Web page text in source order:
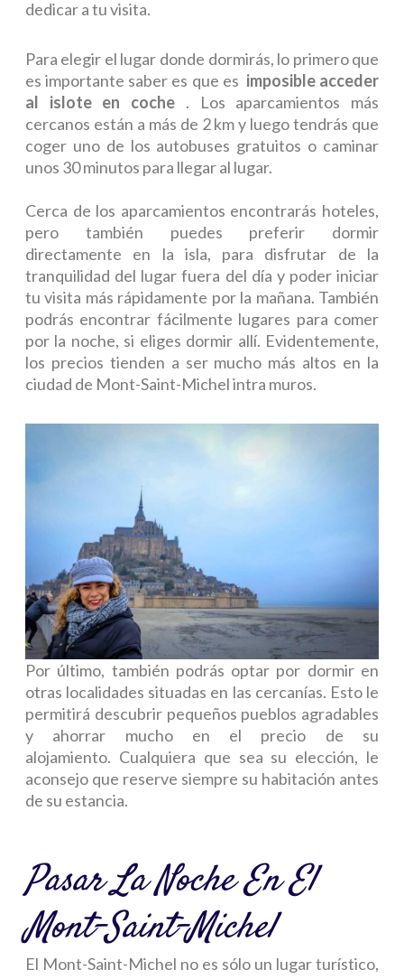
dedicar a tu visita.
Para elegir el lugar donde dormirás, lo primero que
es importante saber es que es imposible acceder
al islote en coche . Los aparcamientos más
cercanos están a más de 2 km y luego tendrás que
coger uno de los autobuses gratuitos o caminar
unos 30 minutos para llegar al lugar.
Cerca de los aparcamientos encontrarás hoteles,
pero también puedes preferir dormir
directamente en la isla, para disfrutar de la
tranquilidad del lugar fuera del día y poder iniciar
tu visita más rápidamente por la mañana. También
podrás encontrar fácilmente lugares para comer
por la noche, si eliges dormir allí. Evidentemente,
los precios tienden a ser mucho más altos en la
ciudad de Mont-Saint-Michel intra muros.
Por último, también podrás optar por dormir en
otras localidades situadas en las cercanías. Esto le
permitirá descubrir pequeños pueblos agradables
y ahorrar mucho en el precio de su
alojamiento. Cualquiera que sea su elección, le
aconsejo que reserve siempre su habitación antes
de su estancia.
Pasar La Noche En El
Mont-Saint-Michel
El Mont-Saint-Michel no es sólo un lugar turístico,